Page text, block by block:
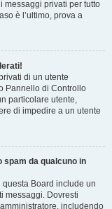
messaggi privati per tutto
è l’ultimo, prova a
​​di un utente
Pannello di Controllo
particolare utente,
di impedire a un utente
spam da qualcuno in
Board include un
messaggi. Dovresti
includendo